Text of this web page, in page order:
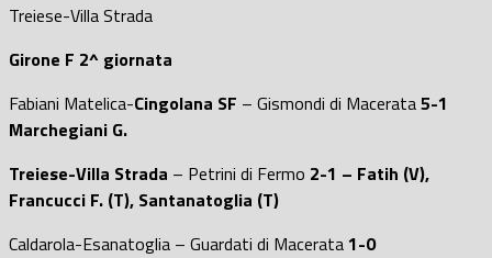
Treiese-Villa Strada
Girone F 2^ giornata
Fabiani Matelica-Cingolana SF – Gismondi di Macerata5-1
Marchegiani G.
Treiese-Villa Strada – Petrini di Fermo 2-1 – Fatih (V),
Francucci F. (T), Santanatoglia (T)
Caldarola-Esanatoglia – Guardati di Macerata1-0